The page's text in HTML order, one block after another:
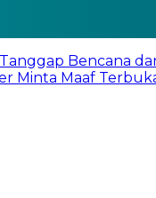
Bencana
Minta Maaf